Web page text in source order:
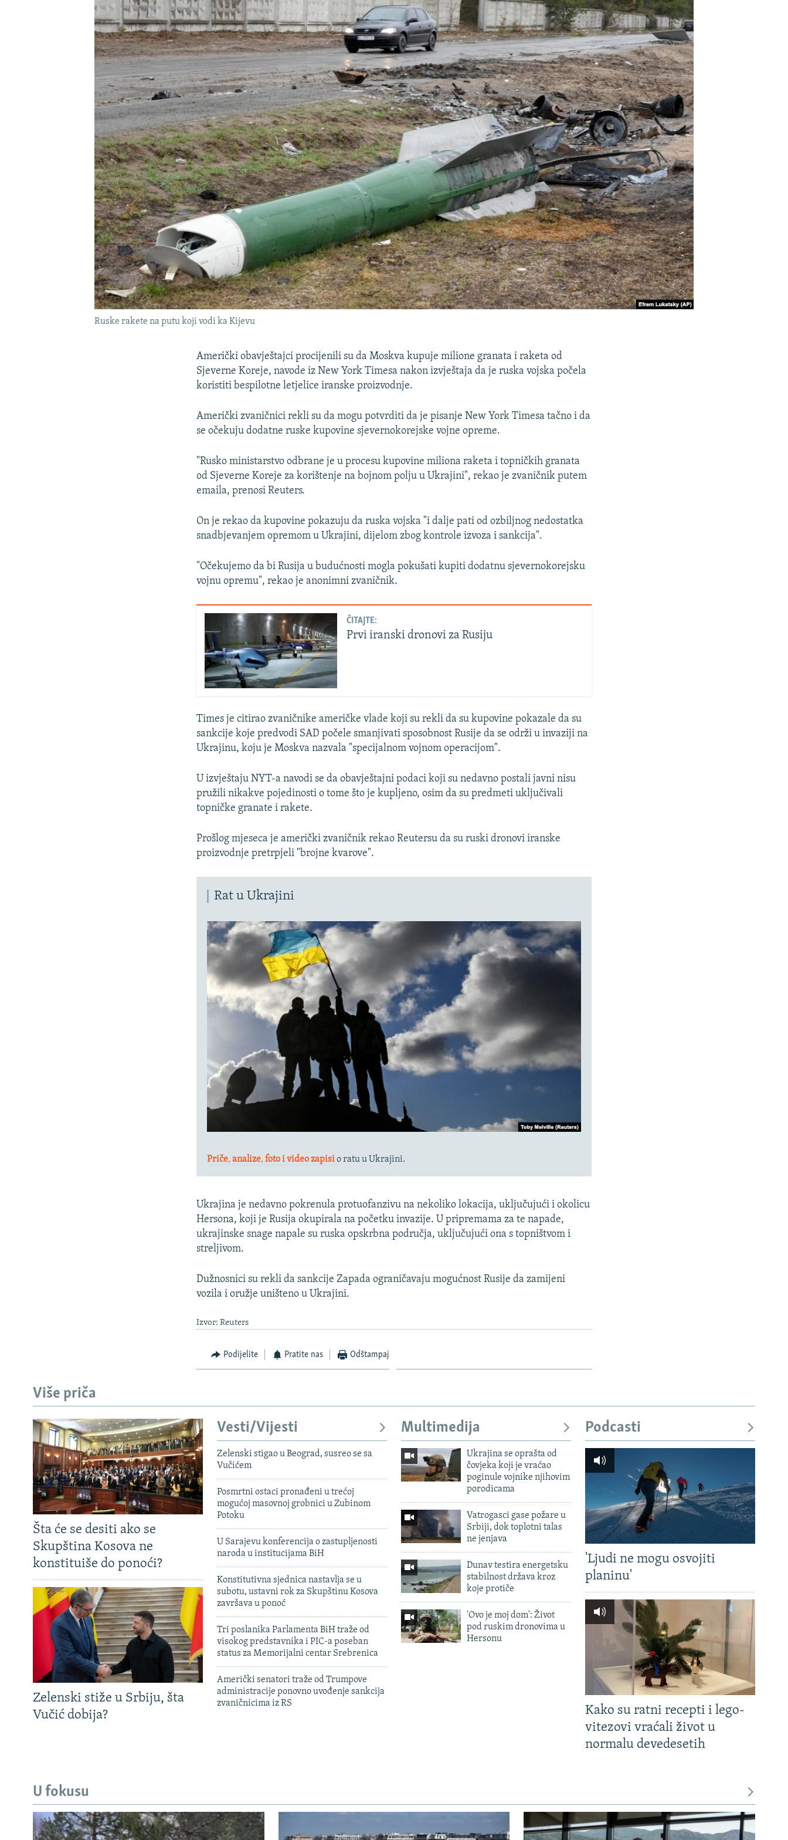
POPLAVE I KLIZIŠTA U BIH 2024.
TRI DECENIJE OD RATA U BIH
NASTANAK I RASPAD JUGOSLAVIJE
Ruske rakete na putu koji vodi ka Kijevu
Američki obavještajci procijenili su da Moskva kupuje milione granata i raketa od
Sjeverne Koreje, navode iz New York Timesa nakon izvještaja da je ruska vojska počela
koristiti bespilotne letjelice iranske proizvodnje.
Američki zvaničnici rekli su da mogu potvrditi da je pisanje New York Timesa tačno i da
se očekuju dodatne ruske kupovine sjevernokorejske vojne opreme.
"Rusko ministarstvo odbrane je u procesu kupovine miliona raketa i topničkih granata
od Sjeverne Koreje za korištenje na bojnom polju u Ukrajini", rekao je zvaničnik putem
emaila, prenosi Reuters.
On je rekao da kupovine pokazuju da ruska vojska "i dalje pati od ozbiljnog nedostatka
snadbjevanjem opremom u Ukrajini, dijelom zbog kontrole izvoza i sankcija".
"Očekujemo da bi Rusija u budućnosti mogla pokušati kupiti dodatnu sjevernokorejsku
vojnu opremu", rekao je anonimni zvaničnik.
ČITAJTE:
Prvi iranski dronovi za Rusiju
Times je citirao zvaničnike američke vlade koji su rekli da su kupovine pokazale da su
sankcije koje predvodi SAD počele smanjivati sposobnost Rusije da se održi u invaziji na
Ukrajinu, koju je Moskva nazvala "specijalnom vojnom operacijom".
U izvještaju NYT-a navodi se da obavještajni podaci koji su nedavno postali javni nisu
pružili nikakve pojedinosti o tome što je kupljeno, osim da su predmeti uključivali
topničke granate i rakete.
Prošlog mjeseca je američki zvaničnik rekao Reutersu da su ruski dronovi iranske
proizvodnje pretrpjeli "brojne kvarove".
Rat u Ukrajini
Priče, analize, foto i video zapisio ratu u Ukrajini.
Ukrajina je nedavno pokrenula protuofanzivu na nekoliko lokacija, uključujući i okolicu
Hersona, koji je Rusija okupirala na početku invazije. U pripremama za te napade,
ukrajinske snage napale su ruska opskrbna područja, uključujući ona s topništvom i
streljivom.
Dužnosnici su rekli da sankcije Zapada ograničavaju mogućnost Rusije da zamijeni
vozila i oružje uništeno u Ukrajini.
Izvor: Reuters
Podijelite Pratite nas Odštampaj
Više priča
Šta će se desiti ako se
Skupština Kosova ne
konstituiše do ponoći?
Zelenski stiže u Srbiju, šta
Vučić dobija?
Vesti/Vijesti
Zelenski stigao u Beograd, susreo se sa
Vučićem
Posmrtni ostaci pronađeni u trećoj
mogućoj masovnoj grobnici u Zubinom
Potoku
U Sarajevu konferencija o zastupljenosti
naroda u institucijama BiH
Konstitutivna sjednica nastavlja se u
subotu, ustavni rok za Skupštinu Kosova
završava u ponoć
Tri poslanika Parlamenta BiH traže od
visokog predstavnika i PIC-a poseban
status za Memorijalni centar Srebrenica
Američki senatori traže od Trumpove
administracije ponovno uvođenje sankcija
zvaničnicima iz RS
Multimedija
Ukrajina se oprašta od
čovjeka koji je vraćao
poginule vojnike njihovim
porodicama
Vatrogasci gase požare u
Srbiji, dok toplotni talas
ne jenjava
Dunav testira energetsku
stabilnost država kroz
koje protiče
'Ovo je moj dom': Život
pod ruskim dronovima u
Hersonu
Podcasti
'Ljudi ne mogu osvojiti
planinu'
Kako su ratni recepti i lego-
vitezovi vraćali život u
normalu devedesetih
U fokusu